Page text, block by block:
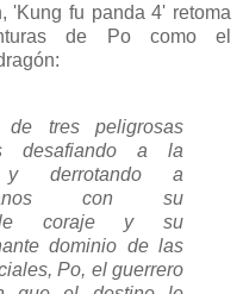
'Kung fu panda 4' retoma
de Po como el
de tres peligrosas
desafiando a la
y derrotando a
con su
coraje y su
dominio de las
Po, el guerrero